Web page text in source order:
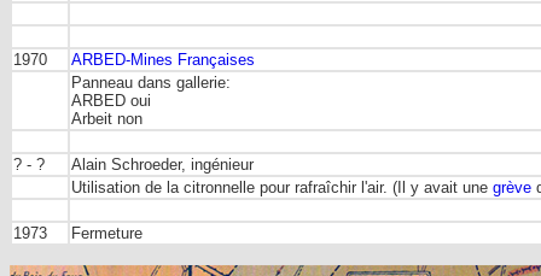
1970
ARBED-Mines Françaises
Panneau dans gallerie:
ARBED oui
Arbeit non
? - ?
Alain Schroeder, ingénieur
Utilisation de la citronnelle pour rafraîchir l'air. (Il y avait une grève
1973 Fermeture